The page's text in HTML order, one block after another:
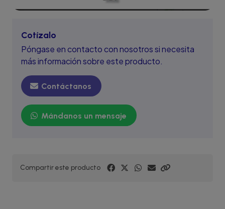
Cotízalo
Póngase en contacto con nosotros si necesita
más información sobre este producto.
Contáctanos
Mándanos un mensaje
Compartir este producto